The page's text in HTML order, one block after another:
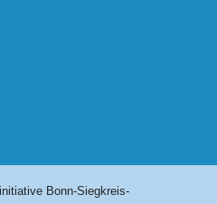
Bonn-Siegkreis-